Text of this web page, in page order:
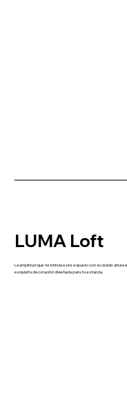
LUMA Loft
La amplitud que te brinda este espacio con su doble altura
exquisita decoración diseñada para tu estancia.